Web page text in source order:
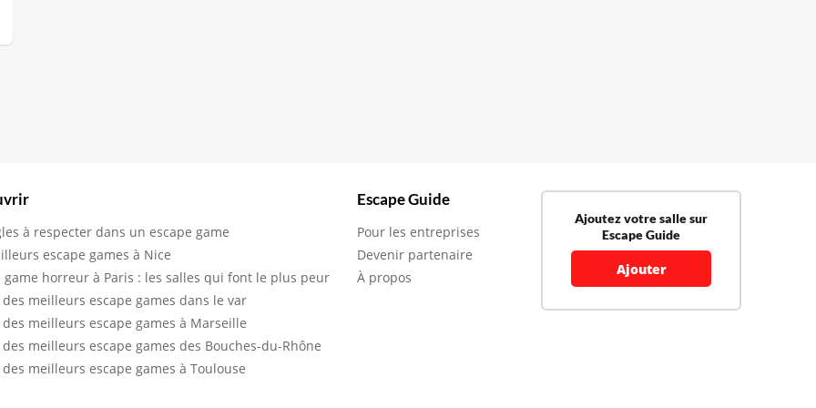
à respecter dans un escape game
escape games à Nice
game horreur à Paris : les salles qui font le plus peur
des meilleurs escape games dans le var
des meilleurs escape games à Marseille
des meilleurs escape games des Bouches-du-Rhône
des meilleurs escape games à Toulouse
Escape Guide
Pour les entreprises
Devenir partenaire
À propos
Ajoutez votre salle sur
Escape Guide
Ajouter